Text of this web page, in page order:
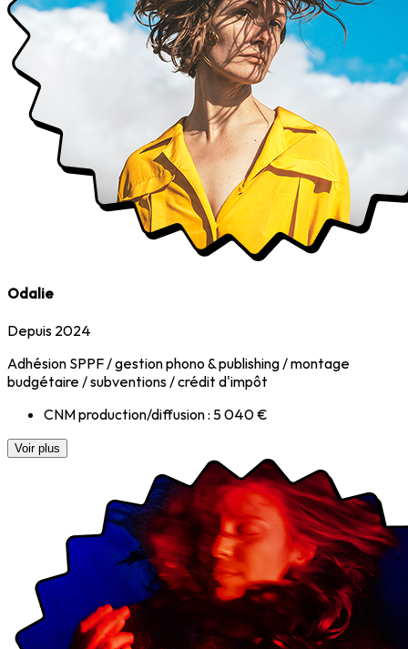
Odalie
Depuis 2024
Adhésion SPPF / gestion phono & publishing / montage
budgétaire / subventions / crédit d'impôt
CNM production/diffusion : 5 040 €
Voir plus